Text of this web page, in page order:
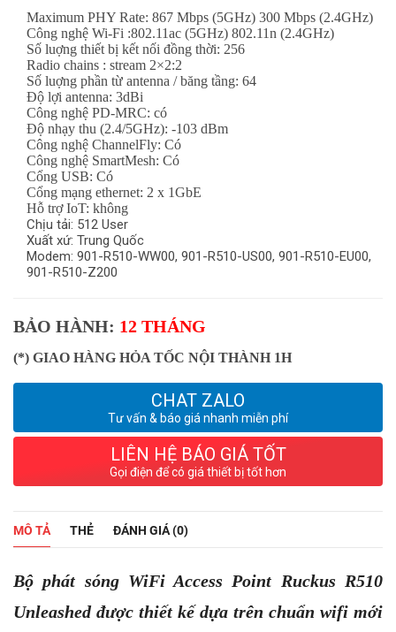
Maximum PHY Rate: 867 Mbps (5GHz) 300 Mbps (2.4GHz)
Công nghệ Wi-Fi :802.11ac (5GHz) 802.11n (2.4GHz)
Số luợng thiết bị kết nối đồng thời: 256
Radio chains : stream 2×2:2
Số luợng phần từ antenna / băng tầng: 64
Độ lợi antenna: 3dBi
Công nghệ PD-MRC: có
Độ nhạy thu (2.4/5GHz): -103 dBm
Công nghệ ChannelFly: Có
Công nghệ SmartMesh: Có
Cổng USB: Có
Cổng mạng ethernet: 2 x 1GbE
Hỗ trợ IoT: không
Chịu tải: 512 User
Xuất xứ: Trung Quốc
Modem: 901-R510-WW00, 901-R510-US00, 901-R510-EU00,
901-R510-Z200
BẢO HÀNH: 12 THÁNG
(*) GIAO HÀNG HỎA TỐC NỘI THÀNH 1H
CHAT ZALO
Tư vấn & báo giá nhanh miễn phí
LIÊN HỆ BÁO GIÁ TỐT
Gọi điện để có giá thiết bị tốt hơn
MÔ TẢ THẺ ĐÁNH GIÁ (0)
Bộ phát sóng WiFi Access Point Ruckus R510
Unleashed được thiết kế dựa trên chuẩn wifi mới